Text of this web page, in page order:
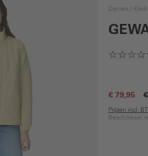
Dames
€ 79,95
Prijzen incl.
Beschikbaar,